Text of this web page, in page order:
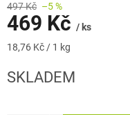
497 Kč –5 %
469 Kč / ks
Měrná
18,76 Kč / 1 kg
SKLADEM